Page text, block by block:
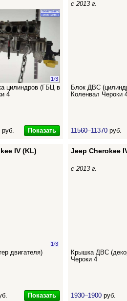
1/3
цилиндров (ГБЦ в
4
руб. Показать
с 2013 г.
Блок ДВС
Коленвал Чероки
11560–11370 руб.
IV (KL)
1/3
двигателя)
Показать
Jeep Cherokee
с 2013 г.
Крышка ДВС
Чероки 4
1930–1900 руб.